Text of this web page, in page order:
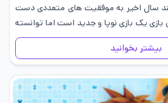
سال اخیر به موفقیت های متعددی دست
یک بازی نوپا و جدید است اما توانسته
بیشتر بخوانید